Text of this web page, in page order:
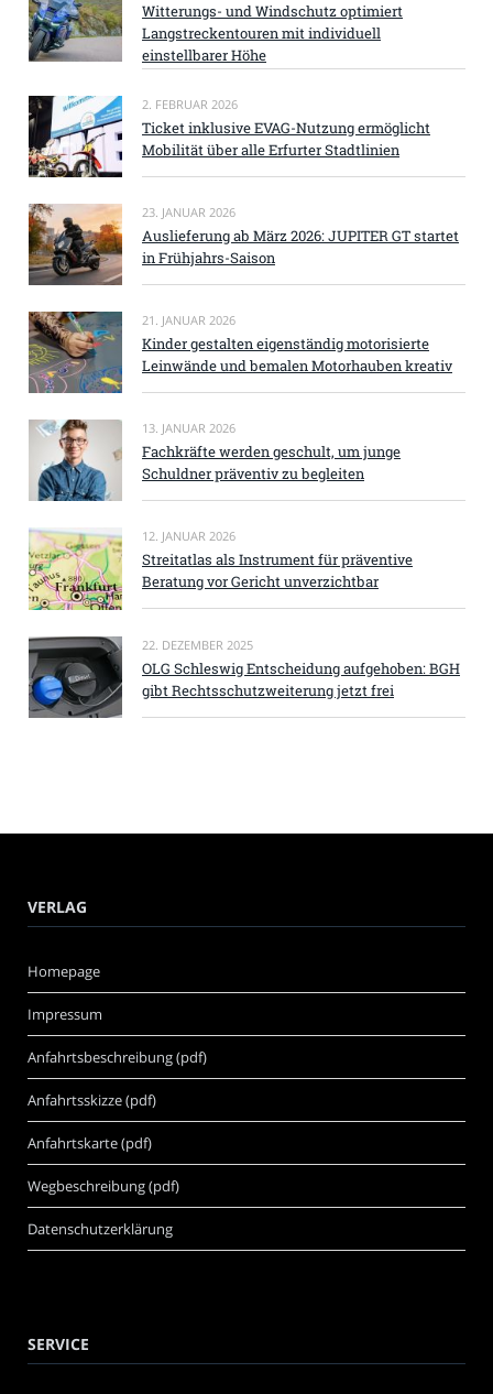
Witterungs- und Windschutz optimiert
Langstreckentouren mit individuell
einstellbarer Höhe
2. FEBRUAR 2026
Ticket inklusive EVAG-Nutzung ermöglicht
Mobilität über alle Erfurter Stadtlinien
23. JANUAR 2026
Auslieferung ab März 2026: JUPITER GT startet
in Frühjahrs-Saison
21. JANUAR 2026
Kinder gestalten eigenständig motorisierte
Leinwände und bemalen Motorhauben kreativ
13. JANUAR 2026
Fachkräfte werden geschult, um junge
Schuldner präventiv zu begleiten
12. JANUAR 2026
Streitatlas als Instrument für präventive
Beratung vor Gericht unverzichtbar
22. DEZEMBER 2025
OLG Schleswig Entscheidung aufgehoben: BGH
gibt Rechtsschutzweiterung jetzt frei
VERLAG
Homepage
Impressum
Anfahrtsbeschreibung (pdf)
Anfahrtsskizze (pdf)
Anfahrtskarte (pdf)
Wegbeschreibung (pdf)
Datenschutzerklärung
SERVICE